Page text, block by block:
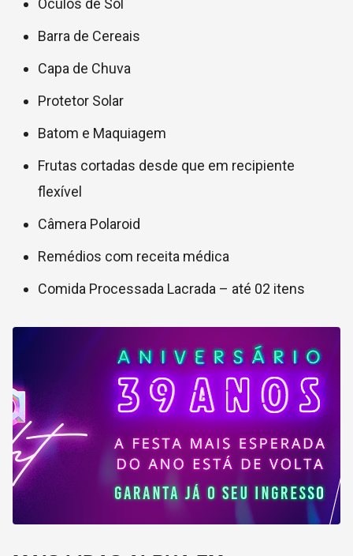
Óculos de Sol
Barra de Cereais
Capa de Chuva
Protetor Solar
Batom e Maquiagem
Frutas cortadas desde que em recipiente
flexível
Câmera Polaroid
Remédios com receita médica
Comida Processada Lacrada – até 02 itens